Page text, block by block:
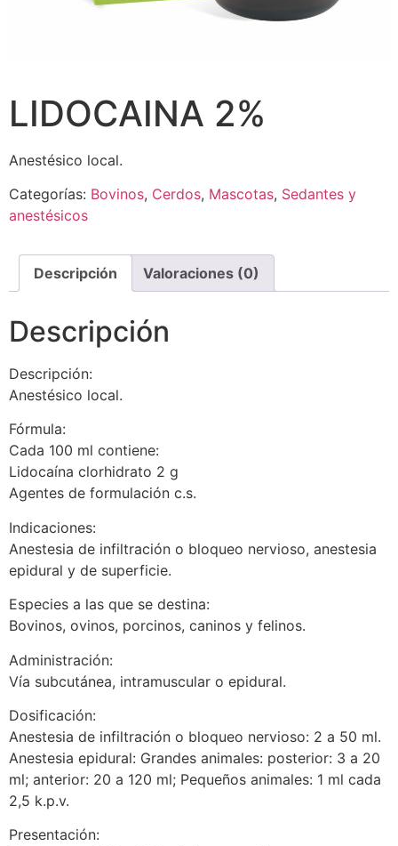
LIDOCAINA 2%
Anestésico local.
Categorías: Bovinos, Cerdos, Mascotas, Sedantes y
anestésicos
Descripción Valoraciones (0)
Descripción
Descripción:
Anestésico local.
Fórmula:
Cada 100 ml contiene:
Lidocaína clorhidrato 2 g
Agentes de formulación c.s.
Indicaciones:
Anestesia de infiltración o bloqueo nervioso, anestesia
epidural y de superficie.
Especies a las que se destina:
Bovinos, ovinos, porcinos, caninos y felinos.
Administración:
Vía subcutánea, intramuscular o epidural.
Dosificación:
Anestesia de infiltración o bloqueo nervioso: 2 a 50 ml.
Anestesia epidural: Grandes animales: posterior: 3 a 20
ml; anterior: 20 a 120 ml; Pequeños animales: 1 ml cada
2,5 k.p.v.
Presentación: